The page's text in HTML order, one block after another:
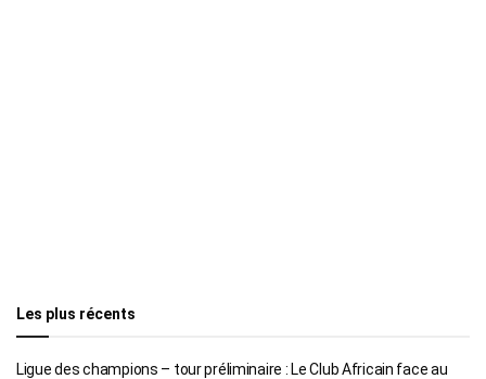
Les plus récents
Ligue des champions – tour préliminaire : Le Club Africain face au